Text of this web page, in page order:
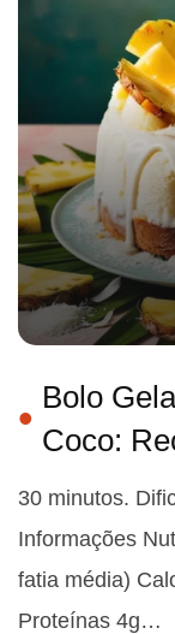
Bolo
Coco:
30 minutos.
Informações
fatia média)
Proteínas 4g…